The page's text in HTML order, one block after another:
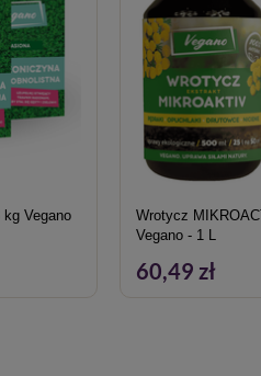
zamieszczone w etykiecie
od osób
Vegano
Wrotycz MIKROACTIV + mikroorganizmy
Vegano - 1 L
60,49 zł